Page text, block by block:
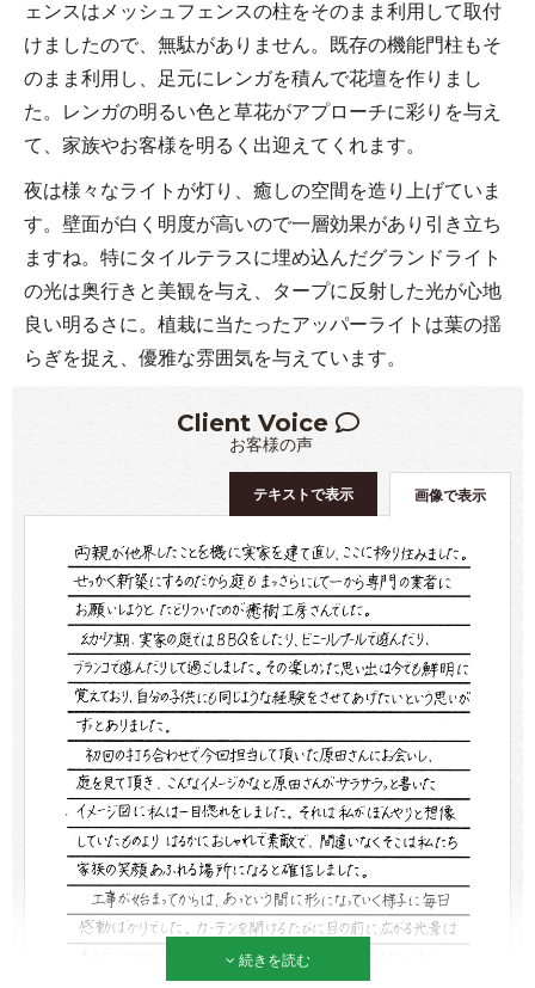
ェンスはメッシュフェンスの柱をそのまま利用して取付
けましたので、無駄がありません。既存の機能門柱もそ
のまま利用し、足元にレンガを積んで花壇を作りまし
た。レンガの明るい色と草花がアプローチに彩りを与え
て、家族やお客様を明るく出迎えてくれます。
夜は様々なライトが灯り、癒しの空間を造り上げていま
す。壁面が白く明度が高いので一層効果があり引き立ち
ますね。特にタイルテラスに埋め込んだグランドライト
の光は奥行きと美観を与え、タープに反射した光が心地
良い明るさに。植栽に当たったアッパーライトは葉の揺
らぎを捉え、優雅な雰囲気を与えています。
Client Voice
お客様の声
画像で表示
テキストで表示
続きを読む